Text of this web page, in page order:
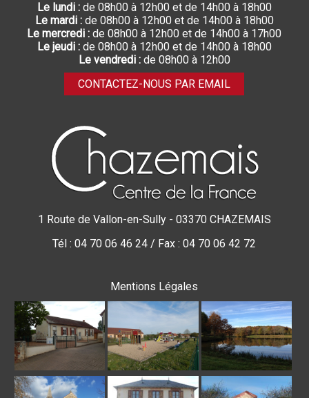
Le lundi :de 08h00 à 12h00 et de 14h00 à 18h00
Le mardi :de 08h00 à 12h00 et de 14h00 à 18h00
Le mercredi : de 08h00 à 12h00 et de 14h00 à 17h00
Le jeudi :de 08h00 à 12h00 et de 14h00 à 18h00
Le vendredi :de 08h00 à 12h00
CONTACTEZ-NOUS PAR EMAIL
1 Route de Vallon-en-Sully - 03370 CHAZEMAIS
Tél : 04 70 06 46 24 / Fax : 04 70 06 42 72
Mentions Légales